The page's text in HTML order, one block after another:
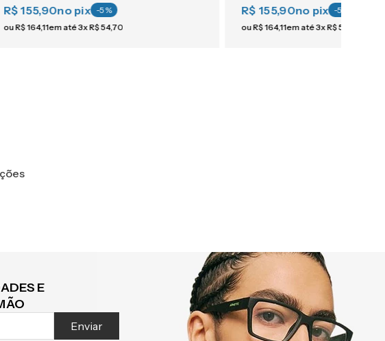
R$ 155,90no pix -5%
ouR$164,11em até3xR$54,70
R$ 155,90no pix -5
ouR$164,11em até3xR$54
E
Enviar